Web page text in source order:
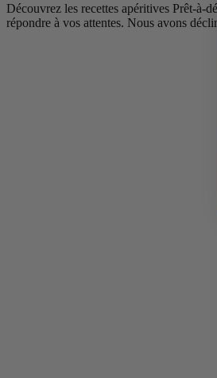
Découvrez les recettes apéritives Prêt-à-
répondre à vos attentes. Nous avons